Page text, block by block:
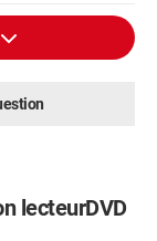
lecteurDVD